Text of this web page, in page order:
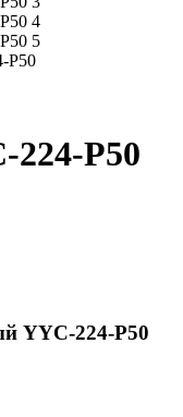
224-P50
YYC-224-P50